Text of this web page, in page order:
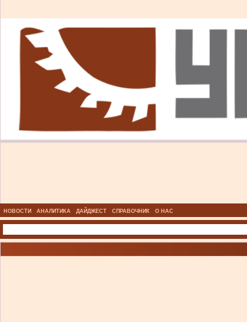
НОВОСТИ АНАЛИТИКА ДАЙДЖЕСТ СПРАВОЧНИК О НАС